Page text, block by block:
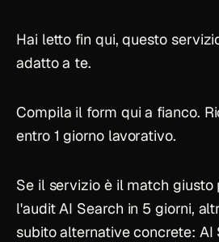
Hai letto fin qui, questo
adatto a te.
Compila il form qui a fianco.
entro 1 giorno lavorativo.
Se il servizio è il match giusto
l'audit AI Search in 5 giorni,
subito alternative concrete: AI